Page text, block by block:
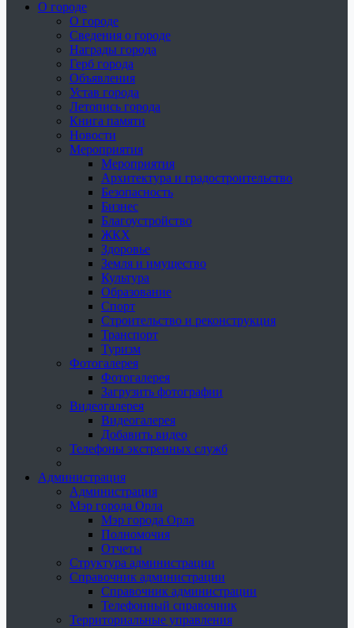
О городе
О городе
Сведения о городе
Награды города
Герб города
Объявления
Устав города
Летопись города
Книга памяти
Новости
Мероприятия
Мероприятия
Архитектура и градостроительство
Безопасность
Бизнес
Благоустройство
ЖКХ
Здоровье
Земля и имущество
Культура
Образование
Спорт
Строительство и реконструкция
Транспорт
Туризм
Фотогалерея
Фотогалерея
Загрузить фотографии
Видеогалерея
Видеогалерея
Добавить видео
Телефоны экстренных служб
Администрация
Администрация
Мэр города Орла
Мэр города Орла
Полномочия
Отчеты
Структура администрации
Справочник администрации
Справочник администрации
Телефонный справочник
Территориальные управления